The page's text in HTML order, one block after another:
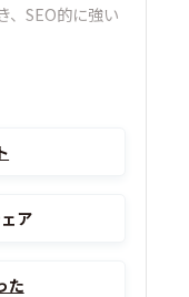
、SEO的に強い
ア
た